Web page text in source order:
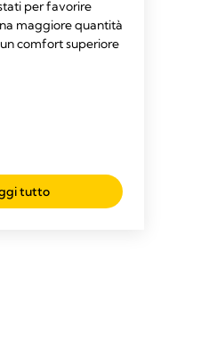
per favorire
maggiore quantità
comfort superiore
tutto